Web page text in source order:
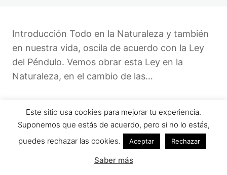
Introducción Todo en la Naturaleza y también
en nuestra vida, oscila de acuerdo con la Ley
del Péndulo. Vemos obrar esta Ley en la
Naturaleza, en el cambio de las…
Anterior Siguiente
Este sitio usa cookies para mejorar tu experiencia.
Suponemos que estás de acuerdo, pero si no lo estás,
puedes rechazar las cookies.
Aceptar Rechazar
Saber más